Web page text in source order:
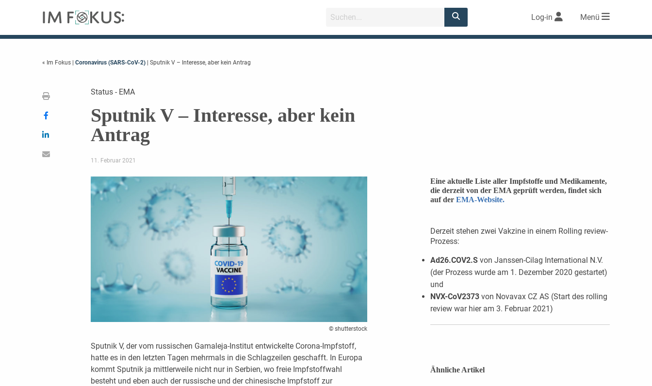
Log-in Menü
« Im Fokus Coronavirus (SARS-CoV-2) | Sputnik V – Interesse, aber kein Antrag
Status - EMA
Sputnik V – Interesse, aber kein
Antrag
11. Februar 2021
© shutterstock
Sputnik V, der vom russischen Gamaleja-Institut entwickelte Corona-Impfstoff,
hatte es in den letzten Tagen mehrmals in die Schlagzeilen geschafft. In Europa
kommt Sputnik ja mittlerweile nicht nur in Serbien, wo freie Impfstoffwahl
besteht und eben auch der russische und der chinesische Impfstoff zur
Eine aktuelle Liste aller Impfstoffe und Medikamente,
die derzeit von der EMA geprüft werden, findet sich
auf der EMA-Website.
Derzeit stehen zwei Vakzine in einem Rolling review-
Prozess:
Ad26.COV2.Svon Janssen-Cilag International N.V.
(der Prozess wurde am 1. Dezember 2020 gestartet)
und
NVX-CoV2373von Novavax CZ AS (Start des rolling
review war hier am 3. Februar 2021)
Ähnliche Artikel